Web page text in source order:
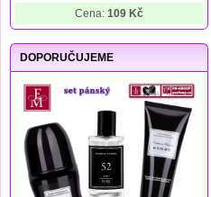
Cena: 109 Kč
DOPORUČUJEME